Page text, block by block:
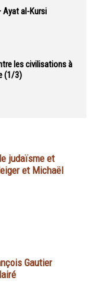
Ayat al-Kursi
les civilisations à
(1/3)
judaïsme et
et Michaël
Gautier